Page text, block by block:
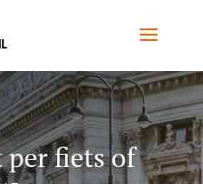
per fiets of